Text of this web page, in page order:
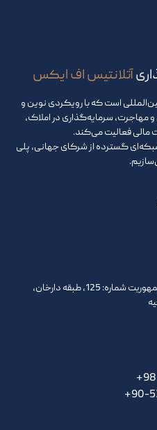
آتلانتیس اف ایکس
است که با رویکردی نوین و
مهاجرت، سرمایه‌گذاری در املاک،
مالی فعالیت می‌کند.
گسترده از شرکای جهانی، پلی
دفتر استانبول:منطقه اینونو، خیابان جمهوریت شماره: 125، طبقه دارخان،
+90-